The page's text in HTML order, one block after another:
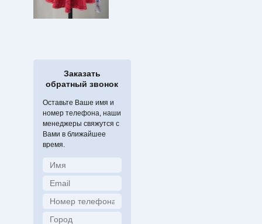
Заказать
обратный звонок
Оставьте Ваше имя и
номер телефона, наши
менеджеры свяжутся с
Вами в ближайшее
время.